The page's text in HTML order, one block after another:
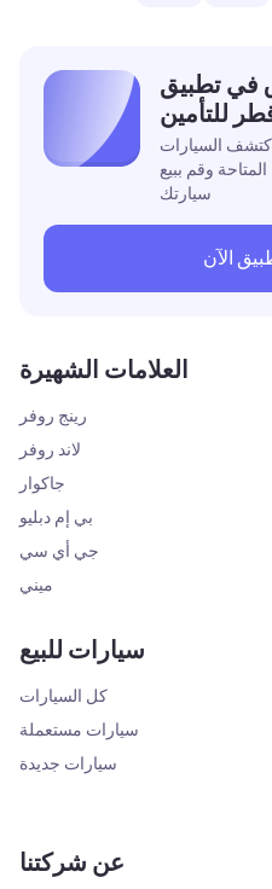
العلامات الشهيرة
رينج روفر
لاند روفر
جاكوار
بي إم دبليو
جي أي سي
ميني
سيارات للبيع
كل السيارات
سيارات مستعملة
سيارات جديدة
عن شركتنا
في تطبيق
للتأمين
السيارات
المتاحة وقم ببيع
سيارتك
الآن